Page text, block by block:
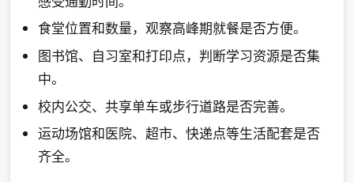
食堂位置和数量，观察高峰期就餐是否方便。
图书馆、自习室和打印点，判断学习资源是否集
中。
校内公交、共享单车或步行道路是否完善。
运动场馆和医院、超市、快递点等生活配套是否
齐全。